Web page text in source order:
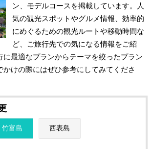
ン、モデルコースを掲載しています。人
気の観光スポットやグルメ情報、効率的
にめぐるための観光ルートや移動時間な
ど、ご旅行先での気になる情報をご紹
に最適なプランからテーマを絞ったプラン
かけの際にはぜひ参考にしてみてくださ
竹富島 西表島